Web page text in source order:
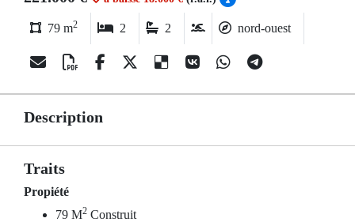
79 m2 2 2 nord-ouest
Description
Traits
Propiété
79 M2 Construit